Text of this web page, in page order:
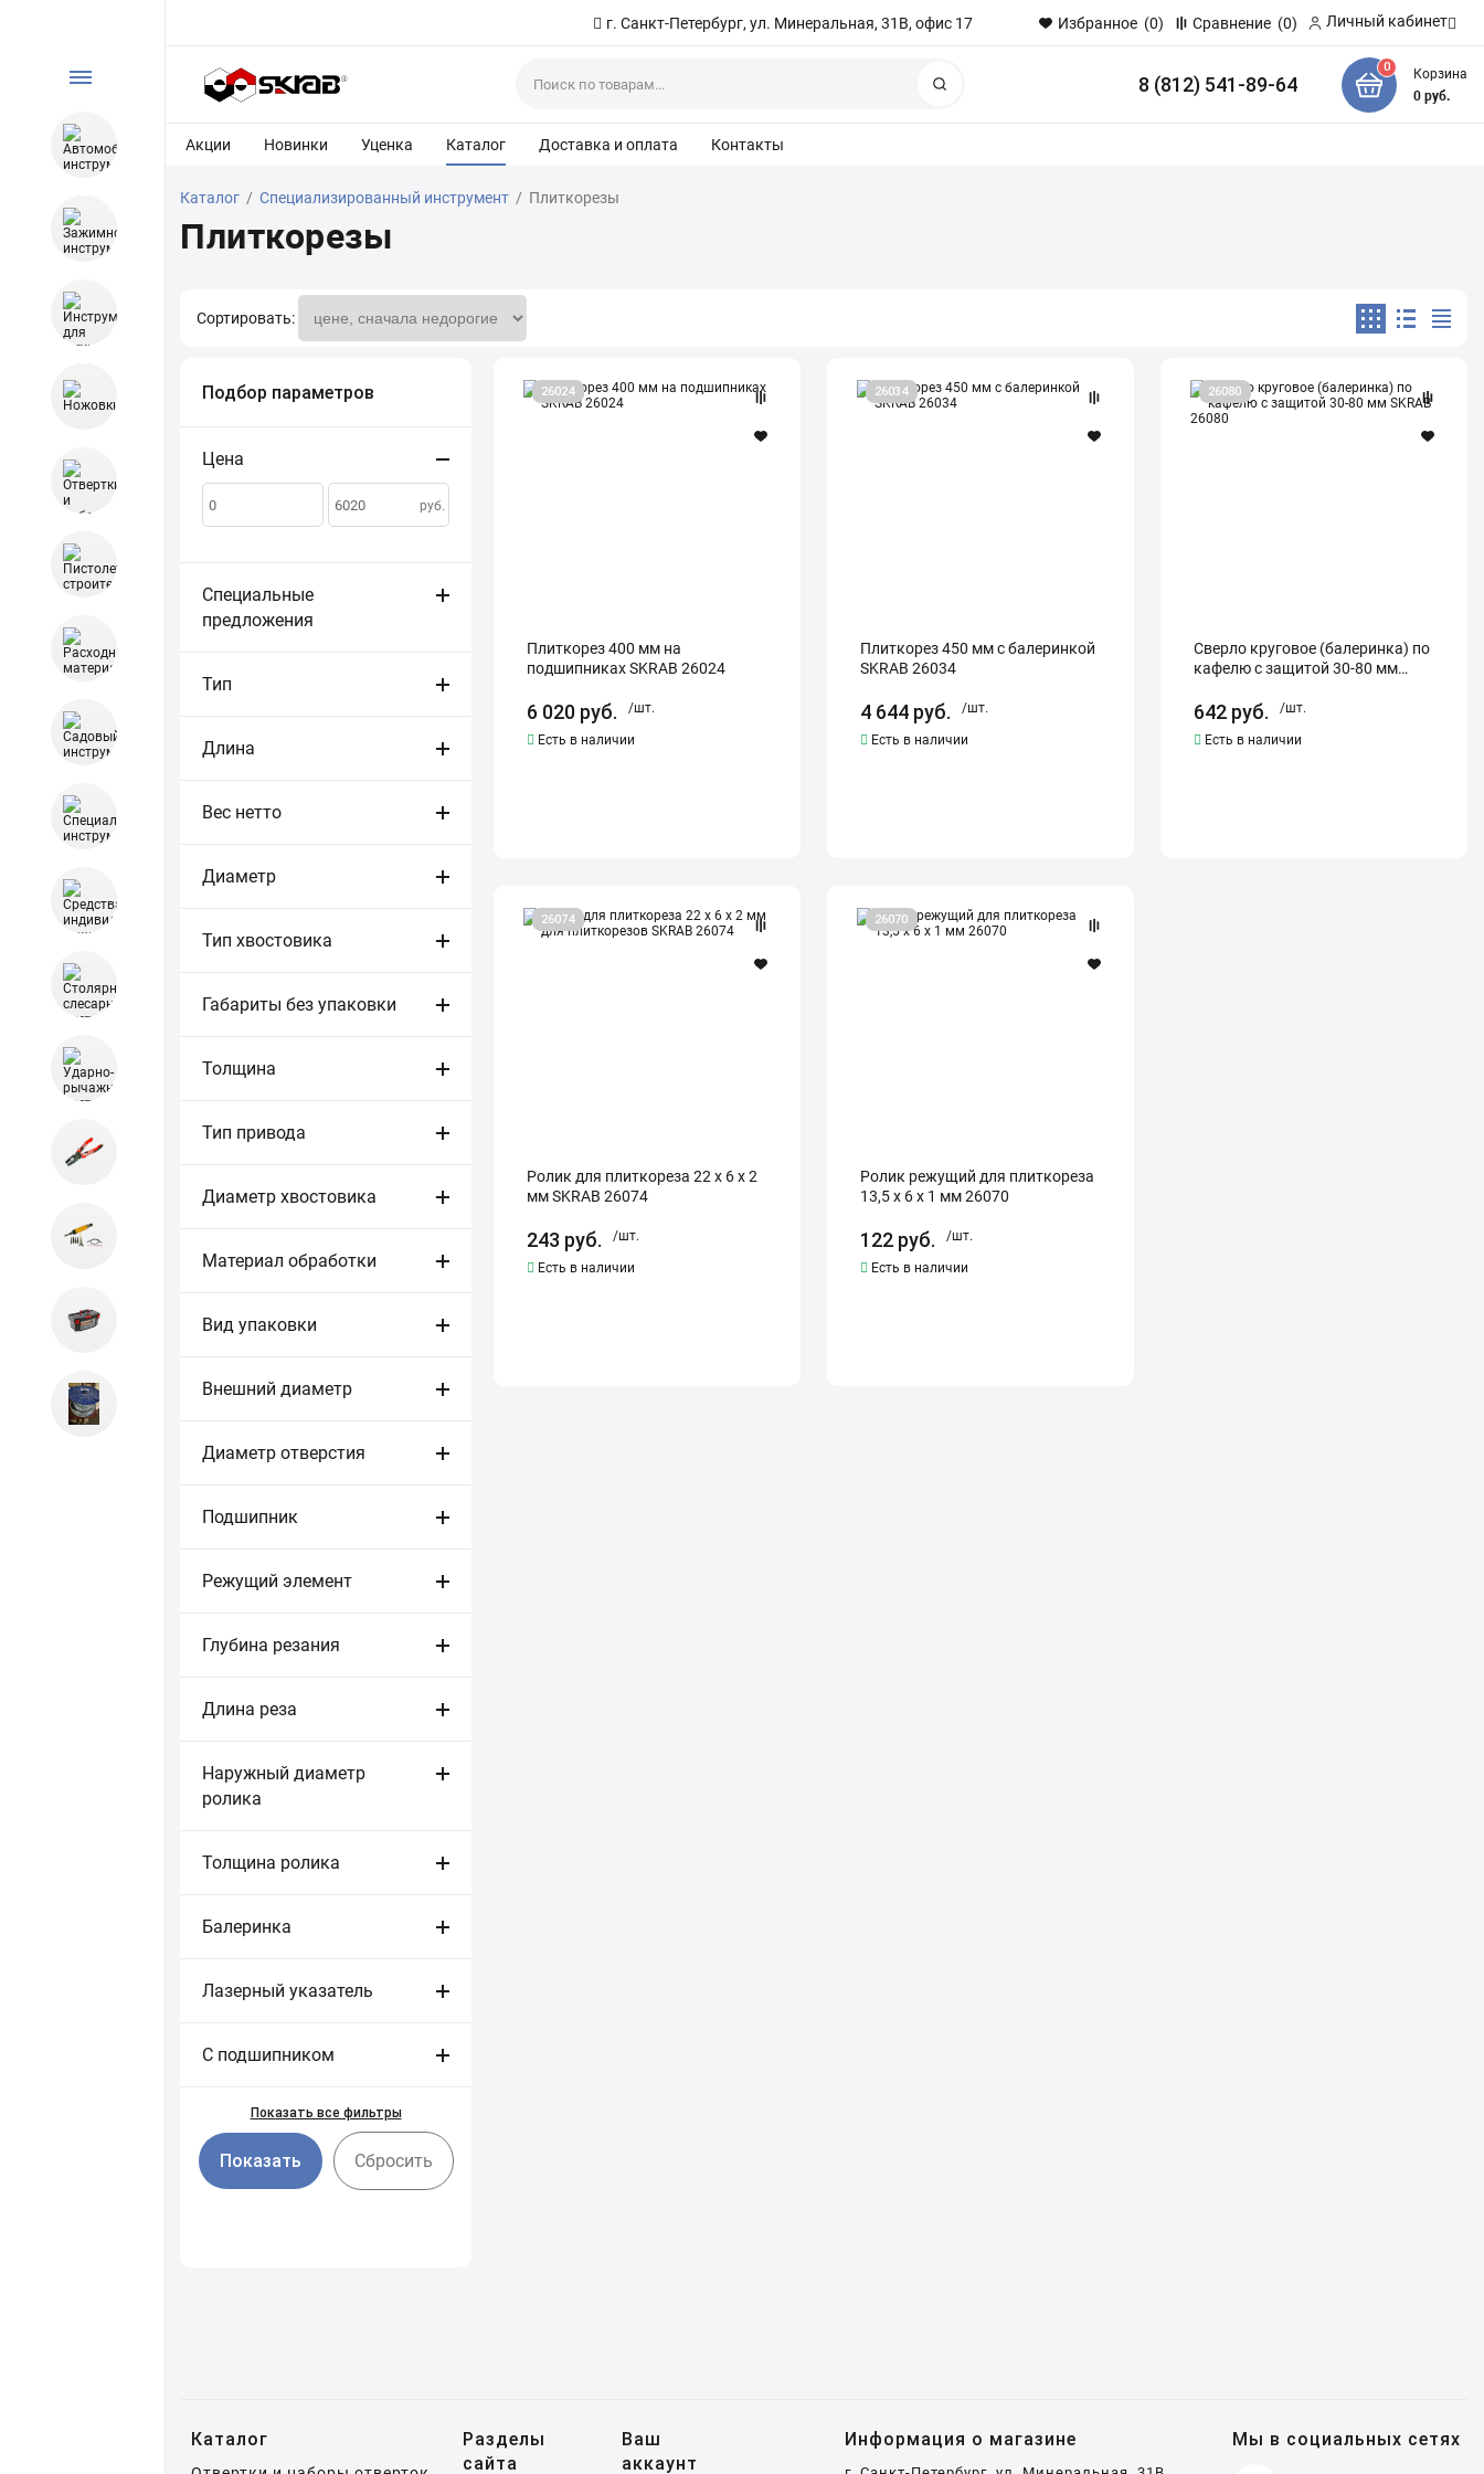
г. Санкт-Петербург, ул. Минеральная, 31В, офис 17 Избранное (0) Сравнение (0) Личный кабинет
8 (812) 541-89-64
0
Корзина
0руб.
Акции Новинки Уценка Каталог Доставка и оплата Контакты
Каталог / Специализированный инструмент / Плиткорезы
Плиткорезы
Сортировать:
Подбор параметров
Цена
Сортировать
по:
руб.
Специальные
предложения
Тип
Длина
Вес нетто
Диаметр
Тип хвостовика
Габариты без упаковки
Толщина
Тип привода
Диаметр хвостовика
Материал обработки
Вид упаковки
Внешний диаметр
Диаметр отверстия
Подшипник
Режущий элемент
Глубина резания
Длина реза
Наружный диаметр
ролика
Толщина ролика
Балеринка
Лазерный указатель
С подшипником
Показать все фильтры
Cбросить
Плиткорез
400
Плиткорез 400 мм на
подшипниках SKRAB 26024
26024
6 020 руб. /шт.
Есть в наличии
Плиткорез
450
Плиткорез 450 мм с балеринкой
SKRAB 26034
26034
4 644 руб. /шт.
Есть в наличии
Сверло
круговое
(балеринка)
Сверло круговое (балеринка) по
кафелю с защитой 30-80 мм
26080
642 руб. /шт.
Есть в наличии
Ролик
для
Ролик для плиткореза 22 х 6 х 2
мм SKRAB 26074
26074
243 руб. /шт.
Есть в наличии
Ролик
режущий
Ролик режущий для плиткореза
13,5 x 6 x 1 мм 26070
26070
122 руб. /шт.
Есть в наличии
Каталог
Разделы
сайта
Ваш
аккаунт
Информация о магазине Мы в социальных сетях